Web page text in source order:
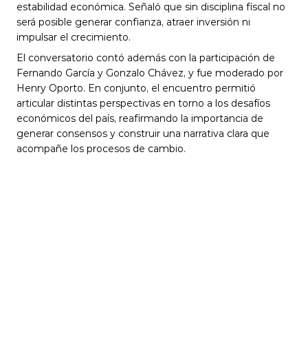
estabilidad económica. Señaló que sin disciplina fiscal no
será posible generar confianza, atraer inversión ni
impulsar el crecimiento.
El conversatorio contó además con la participación de
Fernando García y Gonzalo Chávez, y fue moderado por
Henry Oporto. En conjunto, el encuentro permitió
articular distintas perspectivas en torno a los desafíos
económicos del país, reafirmando la importancia de
generar consensos y construir una narrativa clara que
acompañe los procesos de cambio.